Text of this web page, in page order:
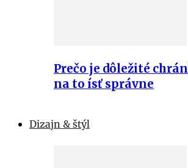
Prečo je dôležité
na to ísť správne
Dizajn & štýl